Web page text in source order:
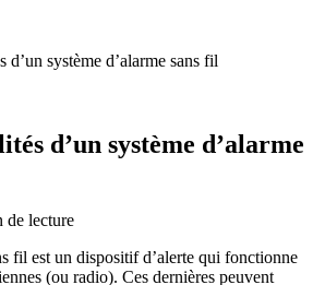
système d’alarme sans fil
d’un système d’alarme
de lecture
fil est un dispositif d’alerte qui fonctionne
(ou radio). Ces dernières peuvent